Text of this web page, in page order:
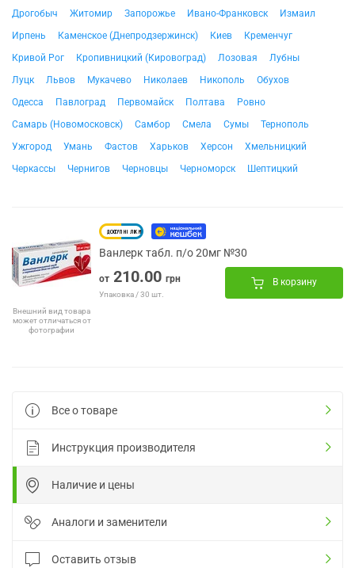
Дрогобыч
Житомир Запорожье Ивано-Франковск
Измаил
Ирпень
Каменское (Днепродзержинск) Киев
Кременчуг
Кривой Рог
Кропивницкий (Кировоград) Лозовая
Лубны
Луцк
Львов Мукачево Николаев Никополь
Обухов
Одесса
Павлоград Первомайск Полтава
Ровно
Самарь (Новомосковск)
Самбор Смела Сумы
Тернополь
Ужгород
Умань Фастов Харьков Херсон
Хмельницкий
Черкассы
Чернигов Черновцы Черноморск Шептицкий
Внешний вид товара
может отличаться от
фотографии
Ванлерк табл. п/о 20мг №30
от 210.00 грн
Упаковка / 30 шт.
В корзину
Все о товаре
Инструкция производителя
Наличие и цены
Аналоги и заменители
Оставить отзыв